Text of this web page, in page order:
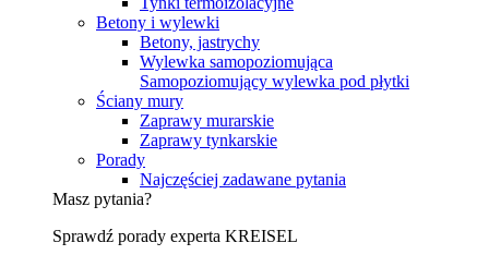
Betony i wylewki
Betony, jastrychy
Wylewka samopoziomująca
Samopoziomujący wylewka pod płytki
Ściany mury
Zaprawy murarskie
Zaprawy tynkarskie
Porady
Najczęściej zadawane pytania
Masz pytania?
Sprawdź porady experta KREISEL